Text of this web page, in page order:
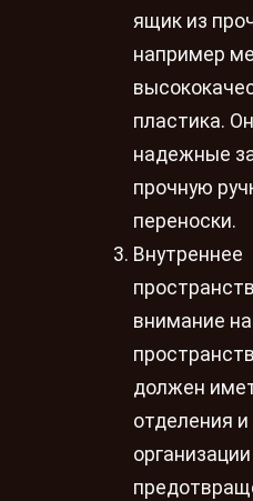
ящик из
например
пластика.
надежные
прочную
переноски.
Внутреннее
внимание
должен
отделения